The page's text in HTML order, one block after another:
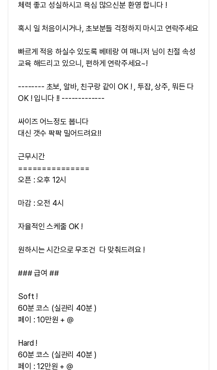
체력 좋고 성실하시고 욕심 많으신분 환영 합니다 !
혹시 일 처음이시거나, 초보분들 걱정하지 마시고 연락주세요
빠르게 적응 하실수 있도록 베테랑 여 매니저 님이 친절 속성
교육 해드리고 있으니, 편하게 연락주세요~!
-------- 초보, 알바, 친구랑 같이 OK ! , 투잡, 상주, 뭐든 다
OK ! 입니다 !! -------------
싸이즈 어느정도 봅니다
대신 갯수 팍팍 밀어드려요!!
근무시간
===============
오픈 : 오후 12시
마감 : 오전 4시
자율적인 스케줄 OK !
원하시는 시간으로 무조건 다 맞춰드려요 !
### 급여 ##
Soft !
60분 코스 (실관리 40분 )
페이 : 10만원 + @
Hard !
60분 코스 (실관리 40분 )
페이 : 12만원 + @